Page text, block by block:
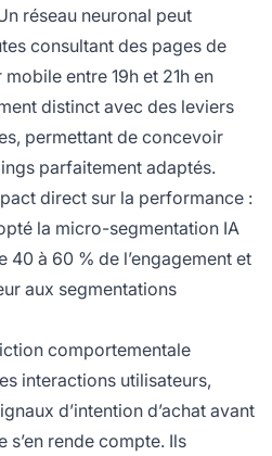
réseau neuronal peut
consultant des pages de
entre 19h et 21h en
distinct avec des leviers
permettant de concevoir
parfaitement adaptés.
direct sur la performance :
la micro-segmentation IA
40 à 60 % de l’engagement et
aux segmentations
comportementale
interactions utilisateurs,
d’intention d’achat avant
s’en rende compte. Ils